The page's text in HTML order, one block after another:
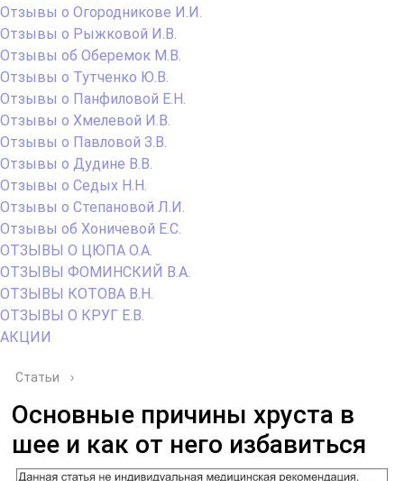
Отзывы о Огородникове И.И.
Отзывы о Рыжковой И.В.
Отзывы об Оберемок М.В.
Отзывы о Тутченко Ю.В.
Отзывы о Панфиловой Е.Н.
Отзывы о Хмелевой И.В.
Отзывы о Павловой З.В.
Отзывы о Дудине В.В.
Отзывы о Седых Н.Н.
Отзывы о Степановой Л.И.
Отзывы об Хоничевой Е.С.
ОТЗЫВЫ О ЦЮПА О.А.
ОТЗЫВЫ ФОМИНСКИЙ В.А.
ОТЗЫВЫ КОТОВА В.Н.
ОТЗЫВЫ О КРУГ Е.В.
АКЦИИ
Статьи ›
Основные причины хруста в
шее и как от него избавиться